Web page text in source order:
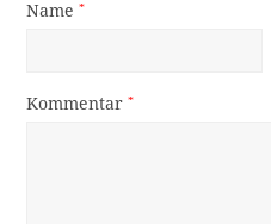
Name*
Kommentar*